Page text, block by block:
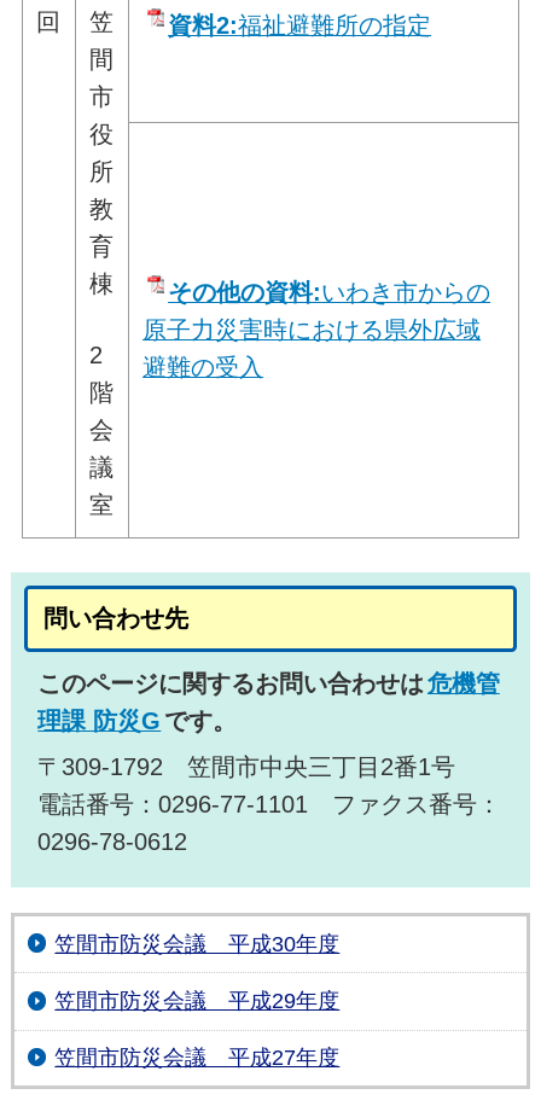
回
笠
間
市
役
所
教
育
棟
2
階
会
議
室
資料2:福祉避難所の指定
その他の資料:いわき市からの
原子力災害時における県外広域
避難の受入
問い合わせ先
このページに関するお問い合わせは危機管
理課 防災G です。
〒309-1792 笠間市中央三丁目2番1号
電話番号：0296-77-1101 ファクス番号：
0296-78-0612
笠間市防災会議 平成30年度
笠間市防災会議 平成29年度
笠間市防災会議 平成27年度